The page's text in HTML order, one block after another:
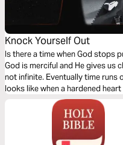
Knock Yourself Out
Is there a time when God stops
God is merciful and He gives us
not infinite. Eventually time runs
looks like when a hardened
that He stops asking.